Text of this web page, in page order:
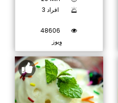
3 افراد
48606
وِیوز